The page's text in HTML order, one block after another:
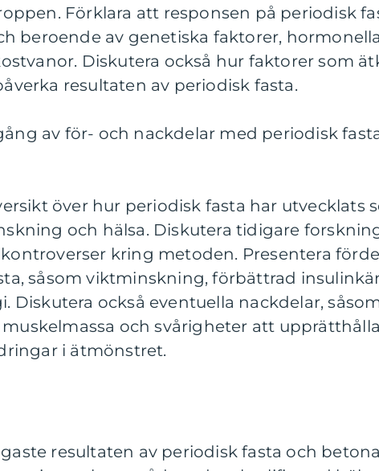
Förklara att responsen på periodisk
beroende av genetiska faktorer,
Diskutera också hur faktorer som
resultaten av periodisk fasta.
av för- och nackdelar med periodisk
över hur periodisk fasta har utvecklats
och hälsa. Diskutera tidigare
kring metoden. Presentera
såsom viktminskning, förbättrad
Diskutera också eventuella nackdelar,
och svårigheter att upprätthålla
i ätmönstret.
resultaten av periodisk fasta och